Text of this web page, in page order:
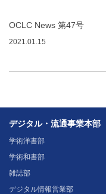
OCLC News 第47号
2021.01.15
デジタル・流通事業本部
学術洋書部
学術和書部
雑誌部
デジタル情報営業部